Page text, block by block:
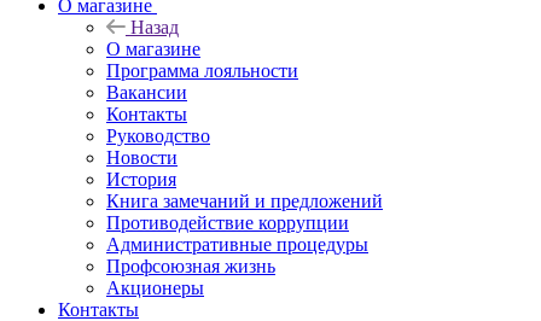
О магазине
Назад
О магазине
Программа лояльности
Вакансии
Контакты
Руководство
Новости
История
Книга замечаний и предложений
Противодействие коррупции
Административные процедуры
Профсоюзная жизнь
Акционеры
Контакты